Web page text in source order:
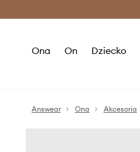
Ona On Dziecko
Answear Ona Akcesoria